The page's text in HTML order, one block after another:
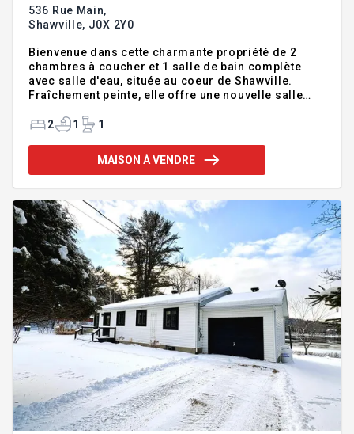
536 Rue Main,
Shawville, J0X 2Y0
Bienvenue dans cette charmante propriété de 2
chambres à coucher et 1 salle de bain complète
avec salle d'eau, située au coeur de Shawville.
Fraîchement peinte, elle offre une nouvelle salle
garage détaché. Idéalement située à quelques
épiceries, des restaurants, ainsi que des écoles
primaire et secondaire, cette propriété est parfaite
communauté accueillante. Addenda :Inclusions
:Réf
2 1 1
MAISON À VENDRE